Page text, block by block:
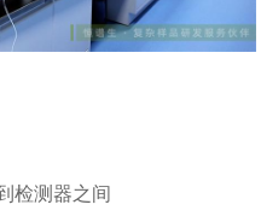
检测器之间